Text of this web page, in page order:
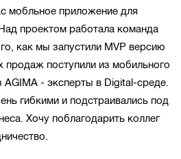
мобльное приложение для
проектом работала команда
как мы запустили MVP версию
продаж поступили из мобильного
AGIMA - эксперты в Digital-среде.
гибкими и подстраивались под
Хочу поблагодарить коллег